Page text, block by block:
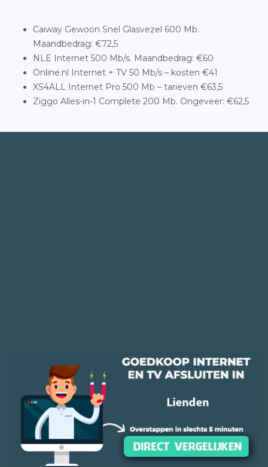
Caiway Gewoon Snel Glasvezel 600 Mb.
Maandbedrag: €72,5
NLE Internet 500 Mb/s. Maandbedrag: €60
Online.nl Internet + TV 50 Mb/s – kosten €41
XS4ALL Internet Pro 500 Mb – tarieven €63,5
Ziggo Alles-in-1 Complete 200 Mb. Ongeveer: €62,5